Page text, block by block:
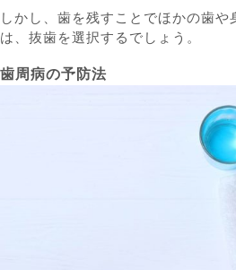
しかし、歯を残すことでほかの歯
は、抜歯を選択するでしょう。
歯周病の予防法